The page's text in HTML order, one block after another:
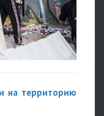
на территорию